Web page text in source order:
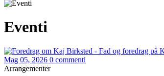
Eventi
Mag 05, 2026 0 commenti
Arrangementer